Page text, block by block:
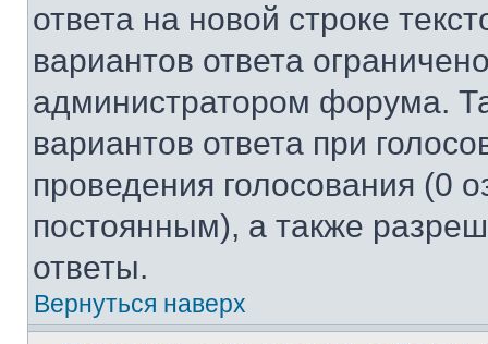
ответа на новой строке
вариантов ответа
администратором форума.
вариантов ответа при
проведения голосования (0
постоянным), а также
ответы.
Вернуться наверх